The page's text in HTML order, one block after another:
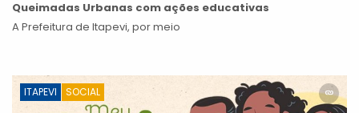
Queimadas Urbanas com ações educativas
A Prefeitura de Itapevi, por meio
ITAPEVI SOCIAL